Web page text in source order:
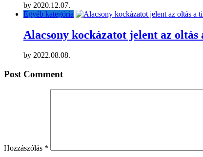
by 2020.12.07.
Egyéb kategória
Alacsony kockázatot jelent az
by 2022.08.08.
Post Comment
Hozzászólás *